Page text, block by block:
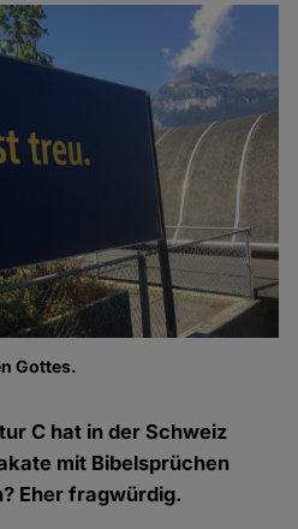
Gottes.
C hat in der Schweiz
mit Bibelsprüchen
Eher fragwürdig.